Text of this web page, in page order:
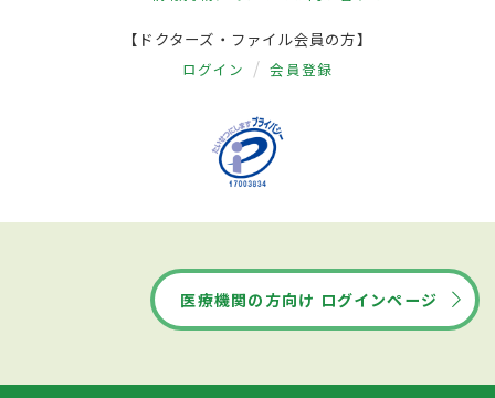
【ドクターズ・ファイル会員の方】
ログイン 会員登録
医療機関の方向け ログインページ